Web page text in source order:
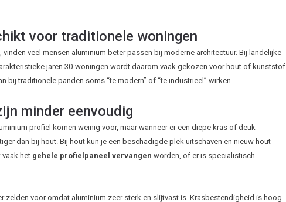
voor traditionele woningen
veel mensen aluminium beter passen bij moderne architectuur. Bij landelijke
jaren 30-woningen wordt daarom vaak gekozen voor hout of kunststof
bij traditionele panden soms “te modern” of “te industrieel” wirken.
minder eenvoudig
profiel komen weinig voor, maar wanneer er een diepe kras of deuk
dan bij hout. Bij hout kun je een beschadigde plek uitschaven en nieuw hout
vaak het gehele profielpaneel vervangen worden, of er is specialistisch
zelden voor omdat aluminium zeer sterk en slijtvast is. Krasbestendigheid is hoog